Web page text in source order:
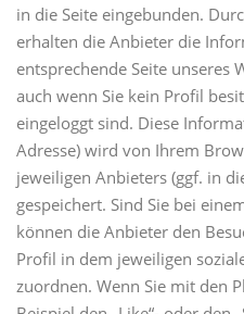
in die Seite eingebunden.
erhalten die Anbieter die
entsprechende Seite unseres
auch wenn Sie kein Profil
eingeloggt sind. Diese
Adresse) wird von Ihrem
jeweiligen Anbieters (ggf. in
gespeichert. Sind Sie bei
können die Anbieter den
Profil in dem jeweiligen
zuordnen. Wenn Sie mit den